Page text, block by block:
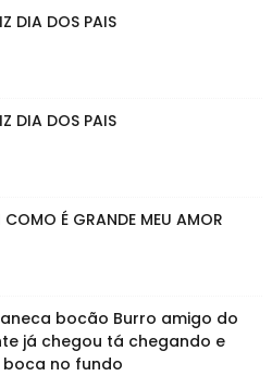
DIA DOS PAIS
DIA DOS PAIS
É GRANDE MEU AMOR
bocão Burro amigo do
já chegou tá chegando e
no fundo